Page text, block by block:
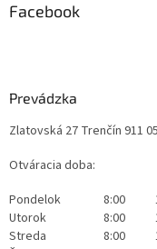
Facebook
Prevádzka
Zlatovská 27 Trenčín 911 05
Otváracia doba:
Pondelok
8:00
Utorok
8:00
Streda
8:00